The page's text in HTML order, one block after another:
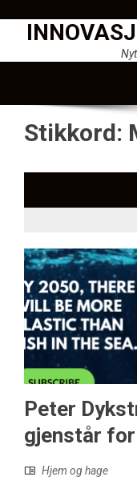
Stikkord:
Peter
gjenstår
Hjem og hage